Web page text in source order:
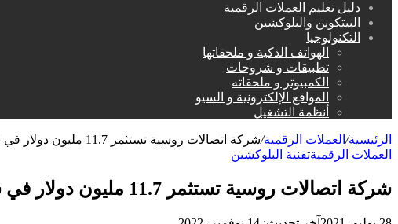
دليل تعليم العملات الرقمية
البيتكوين والبلوكشين
التكنولوجيا
الهواتف الذكية و ملحقاتها
تطبيقات و شروحات
الكمبيوتر و ملحقاته
المواقع الإلكترونية و السيو
أنظمة التشغيل
الرئيسية/ العملات الرقمية/شركة اتصالات روسية تستثمر 11.7 مليون دولار في شركة بلوكشين
العملات الرقميةتقنية البلوكشين
شركة اتصالات روسية تستثمر 11.7 مليون دولار في شركة بلوكشين